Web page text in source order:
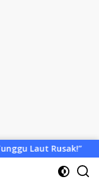
Tongkang